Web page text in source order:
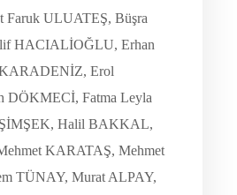
Faruk ULUATEŞ, Büşra
HACIALİOĞLU, Erhan
Erol
DÖKMECİ, Fatma Leyla
Halil BAKKAL,
KARATAŞ, Mehmet
TÜNAY, Murat ALPAY,